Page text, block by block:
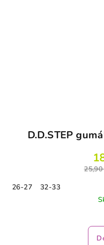
D.D.STEP
26-27
32-33